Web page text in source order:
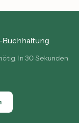
In 30 Sekunden